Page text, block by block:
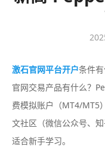
激石官网平台开户条件
官网交易产品有什么？
费模拟账户（MT4/MT5
文社区（微信公众号、
适合新手学习‌。